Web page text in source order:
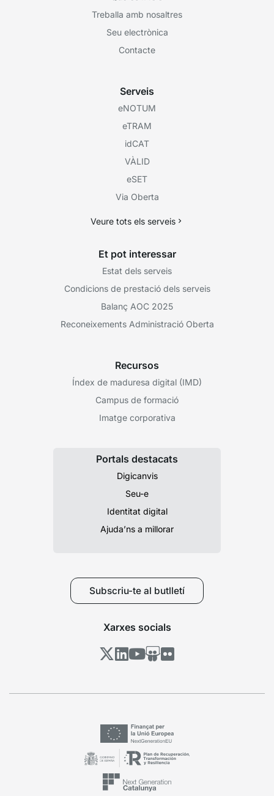
Treballa amb nosaltres
Seu electrònica
Contacte
Serveis
eNOTUM
eTRAM
idCAT
VÀLID
eSET
Via Oberta
Veure tots els serveis
Et pot interessar
Estat dels serveis
Condicions de prestació dels serveis
Balanç AOC 2025
Reconeixements Administració Oberta
Recursos
Índex de maduresa digital (IMD)
Campus de formació
Imatge corporativa
Portals destacats
Digicanvis
Seu-e
Identitat digital
Ajuda’ns a millorar
Subscriu-te al butlletí
Xarxes socials